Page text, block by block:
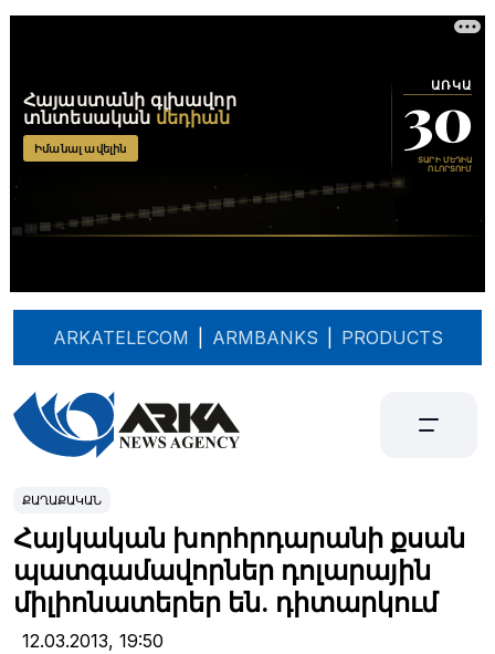
ARKATELECOM ARMBANKS PRODUCTS
ՔԱՂԱՔԱԿԱՆ
Հայկական խորհրդարանի քսան
պատգամավորներ դոլարային
միլիոնատերեր են. դիտարկում
12.03.2013, 19:50